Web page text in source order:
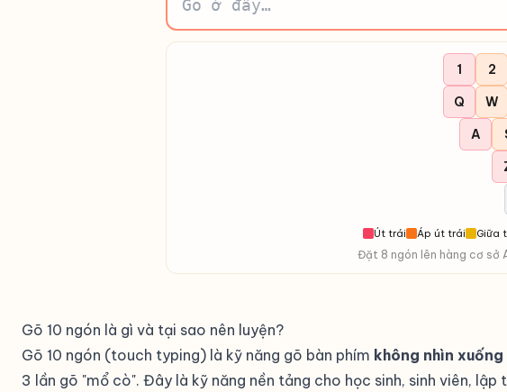
1 2
Q
W
A
Út trái Áp út trái Giữa
Đặt 8 ngón lên hàng cơ sở
Gõ 10 ngón là gì và tại sao nên luyện?
Gõ 10 ngón (touch typing) là kỹ năng gõ bàn phím không nhìn
3 lần gõ "mổ cò". Đây là kỹ năng nền tảng cho học sinh, sinh viên,